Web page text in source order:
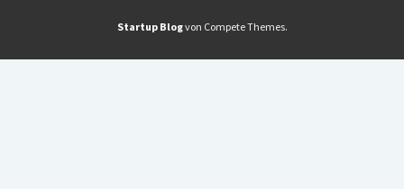
Startup Blogvon Compete Themes.